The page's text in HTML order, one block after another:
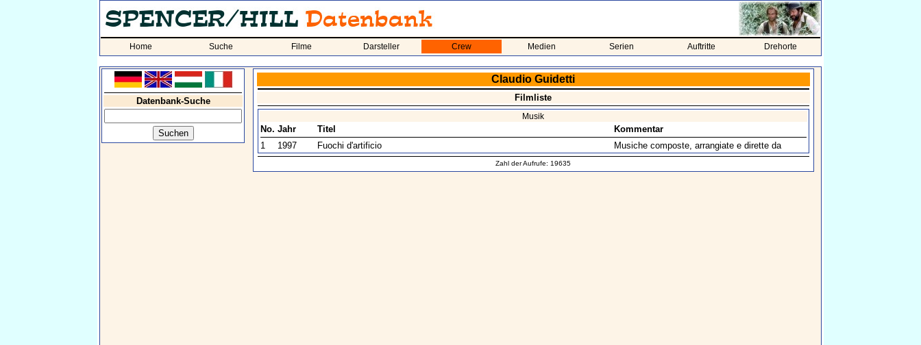
Home Suche Filme Darsteller Crew Medien Serien Auftritte Drehorte
Datenbank-Suche
Claudio Guidetti
Filmliste
Musik
No. Jahr Titel
Kommentar
1
1997 Fuochi d'artificio Musiche composte, arrangiate e dirette da
Zahl der Aufrufe: 19635